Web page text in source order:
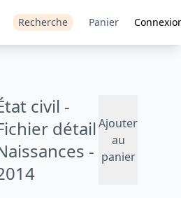
Recherche Panier
civil -
détail
-
Ajouter
au
panier